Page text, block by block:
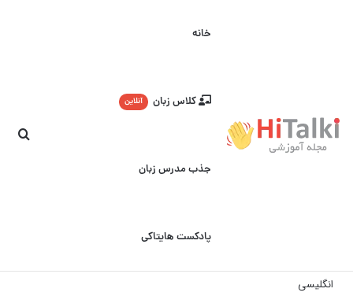
خانه
کلاس زبان آنلاین
جذب مدرس زبان
پادکست هایتاکی
انگلیسی